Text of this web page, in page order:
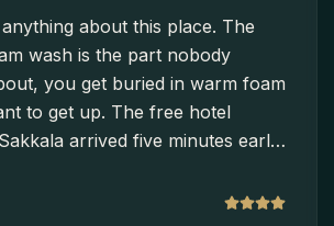
about this place. The
wash is the part nobody
you get buried in warm foam
to get up. The free hotel
arrived five minutes early.